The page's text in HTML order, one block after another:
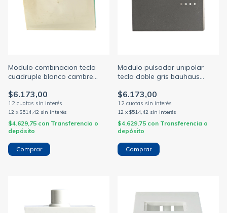
Modulo combinacion tecla
cuadruple blanco cambre
$6.173,00
12 x $514,42 sin interés
$4.629,75 con Transferencia o
depósito
Modulo pulsador unipolar
tecla doble gris bauhaus
$6.173,00
12 x $514,42 sin interés
$4.629,75 con Transferencia o
depósito